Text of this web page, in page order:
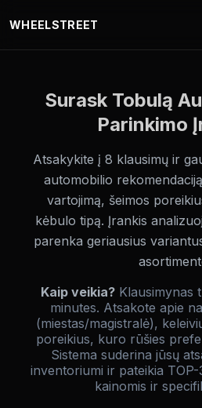
WHEELSTREET
Surask Tobulą
Parinkimo
Atsakykite į 8 klausimų ir
automobilio
vartojimą, šeimos
kėbulo tipą. Įrankis
parenka geriausius
Kaip veikia?Klausimynas
minutes. Atsakote apie
(miestas/magistralė),
poreikius, kuro rūšies
Sistema suderina jūsų
inventoriumi ir pateikia
kainomis ir